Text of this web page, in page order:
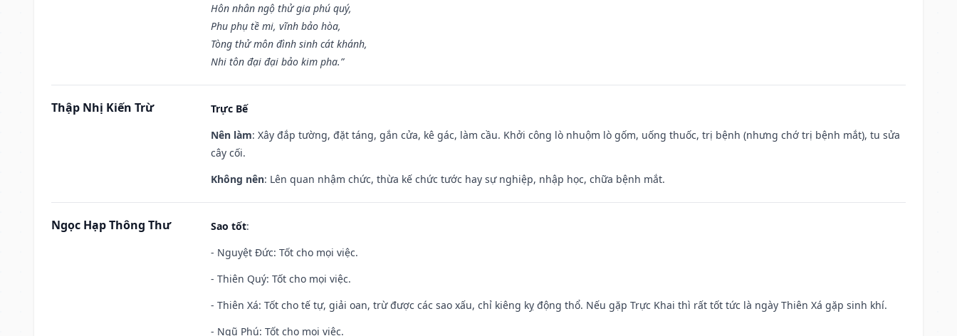
Hôn nhân ngộ thử gia phú quý,
Phu phụ tề mi, vĩnh bảo hòa,
Tòng thử môn đình sinh cát khánh,
Nhi tôn đại đại bảo kim pha.”
Thập Nhị Kiến Trừ
Trực Bế
Nên làm: Xây đắp tường, đặt táng, gắn cửa, kê gác, làm cầu. Khởi công lò nhuộm lò gốm, uống thuốc, trị bệnh (nhưng chớ trị bệnh mắt), tu sửa
cây cối.
Không nên: Lên quan nhậm chức, thừa kế chức tước hay sự nghiệp, nhập học, chữa bệnh mắt.
Ngọc Hạp Thông Thư Sao tốt:
- Nguyệt Đức: Tốt cho mọi việc.
- Thiên Quý: Tốt cho mọi việc.
- Thiên Xá: Tốt cho tế tự, giải oan, trừ được các sao xấu, chỉ kiêng kỵ động thổ. Nếu gặp Trực Khai thì rất tốt tức là ngày Thiên Xá gặp sinh khí.
- Ngũ Phú: Tốt cho mọi việc.